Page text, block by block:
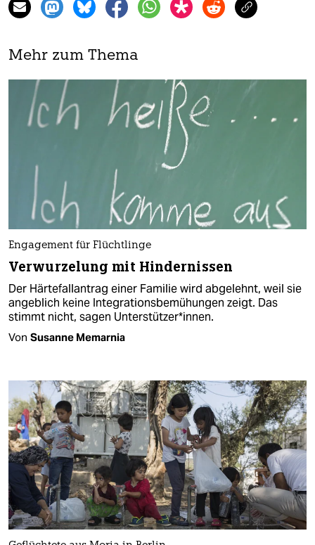
Mehr zum Thema
Engagement für Flüchtlinge
Verwurzelung mit Hindernissen
Der Härtefallantrag einer Familie wird abgelehnt, weil sie
angeblich keine Integrationsbemühungen zeigt. Das
stimmt nicht, sagen Unterstützer*innen.
Von Susanne Memarnia